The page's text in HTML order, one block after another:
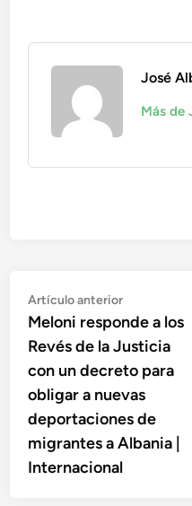
José
Más de
Navegación
de
entradas
Artículo anteriorArtículo
anterior:
Meloni responde a los
Revés de la Justicia
con un decreto para
obligar a nuevas
deportaciones de
migrantes a Albania |
Internacional